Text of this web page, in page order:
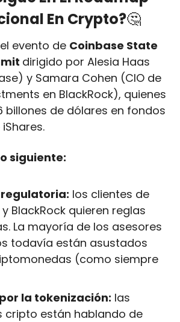
En Crypto?🤔
evento de Coinbase State
dirigido por Alesia Haas
y Samara Cohen (CIO de
en BlackRock), quienes
billones de dólares en fondos
siguiente:
los clientes de
BlackRock quieren reglas
La mayoría de los asesores
todavía están asustados
(como siempre
la tokenización: las
cripto están hablando de